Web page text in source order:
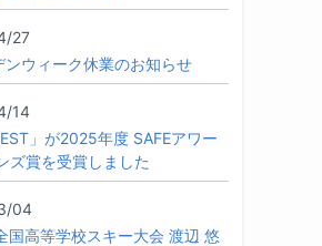
27
ンウィーク休業のお知らせ
14
」が2025年度 SAFEアワー
ズ賞を受賞しました
04
国高等学校スキー大会 渡辺 悠